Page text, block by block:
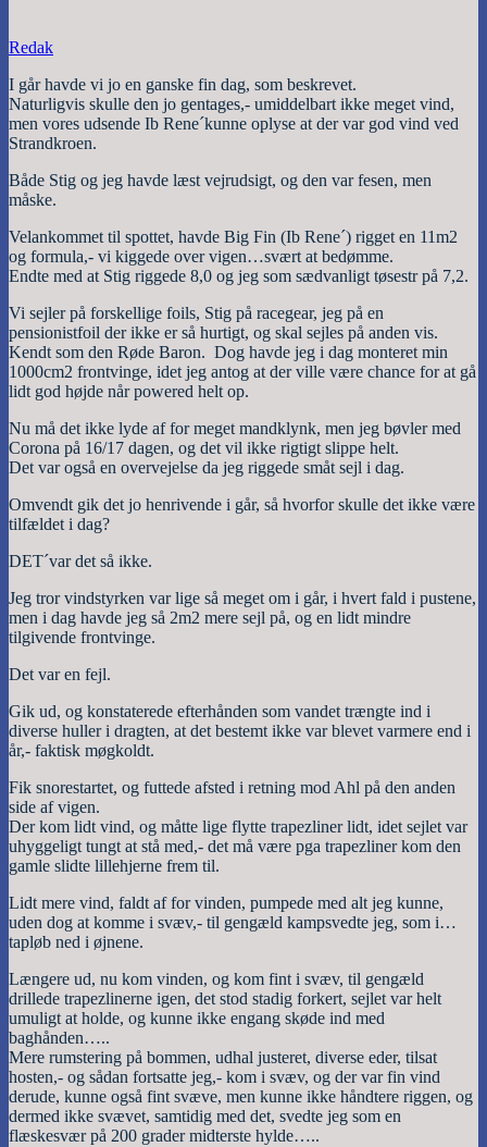
Redak
I går havde vi jo en ganske fin dag, som beskrevet.
Naturligvis skulle den jo gentages,- umiddelbart ikke meget vind,
men vores udsende Ib Rene´kunne oplyse at der var god vind ved
Strandkroen.
Både Stig og jeg havde læst vejrudsigt, og den var fesen, men
måske.
Velankommet til spottet, havde Big Fin (Ib Rene´) rigget en 11m2
og formula,- vi kiggede over vigen…svært at bedømme.
Endte med at Stig riggede 8,0 og jeg som sædvanligt tøsestr på 7,2.
Vi sejler på forskellige foils, Stig på racegear, jeg på en
pensionistfoil der ikke er så hurtigt, og skal sejles på anden vis.
Kendt som den Røde Baron. Dog havde jeg i dag monteret min
1000cm2 frontvinge, idet jeg antog at der ville være chance for at gå
lidt god højde når powered helt op.
Nu må det ikke lyde af for meget mandklynk, men jeg bøvler med
Corona på 16/17 dagen, og det vil ikke rigtigt slippe helt.
Det var også en overvejelse da jeg riggede småt sejl i dag.
Omvendt gik det jo henrivende i går, så hvorfor skulle det ikke være
tilfældet i dag?
DET´var det så ikke.
Jeg tror vindstyrken var lige så meget om i går, i hvert fald i pustene,
men i dag havde jeg så 2m2 mere sejl på, og en lidt mindre
tilgivende frontvinge.
Det var en fejl.
Gik ud, og konstaterede efterhånden som vandet trængte ind i
diverse huller i dragten, at det bestemt ikke var blevet varmere end i
år,- faktisk møgkoldt.
Fik snorestartet, og futtede afsted i retning mod Ahl på den anden
side af vigen.
Der kom lidt vind, og måtte lige flytte trapezliner lidt, idet sejlet var
uhyggeligt tungt at stå med,- det må være pga trapezliner kom den
gamle slidte lillehjerne frem til.
Lidt mere vind, faldt af for vinden, pumpede med alt jeg kunne,
uden dog at komme i svæv,- til gengæld kampsvedte jeg, som i…
tapløb ned i øjnene.
Længere ud, nu kom vinden, og kom fint i svæv, til gengæld
drillede trapezlinerne igen, det stod stadig forkert, sejlet var helt
umuligt at holde, og kunne ikke engang skøde ind med
baghånden…..
Mere rumstering på bommen, udhal justeret, diverse eder, tilsat
hosten,- og sådan fortsatte jeg,- kom i svæv, og der var fin vind
derude, kunne også fint svæve, men kunne ikke håndtere riggen, og
dermed ikke svævet, samtidig med det, svedte jeg som en
flæskesvær på 200 grader midterste hylde…..